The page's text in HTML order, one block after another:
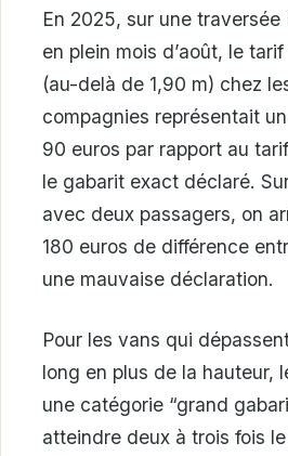
En 2025, sur une
en plein mois d’août, le
(au-delà de 1,90 m) chez
compagnies représentait
90 euros par rapport au
le gabarit exact déclaré.
avec deux passagers, on
180 euros de différence
une mauvaise déclaration.
Pour les vans qui
long en plus de la hauteur,
une catégorie “grand
atteindre deux à trois fois le